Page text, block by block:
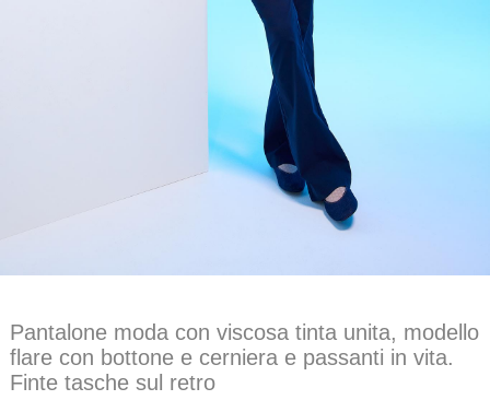
Pantalone moda con viscosa tinta unita, modello
flare con bottone e cerniera e passanti in vita.
Finte tasche sul retro